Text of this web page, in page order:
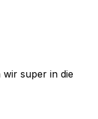
wir super in die